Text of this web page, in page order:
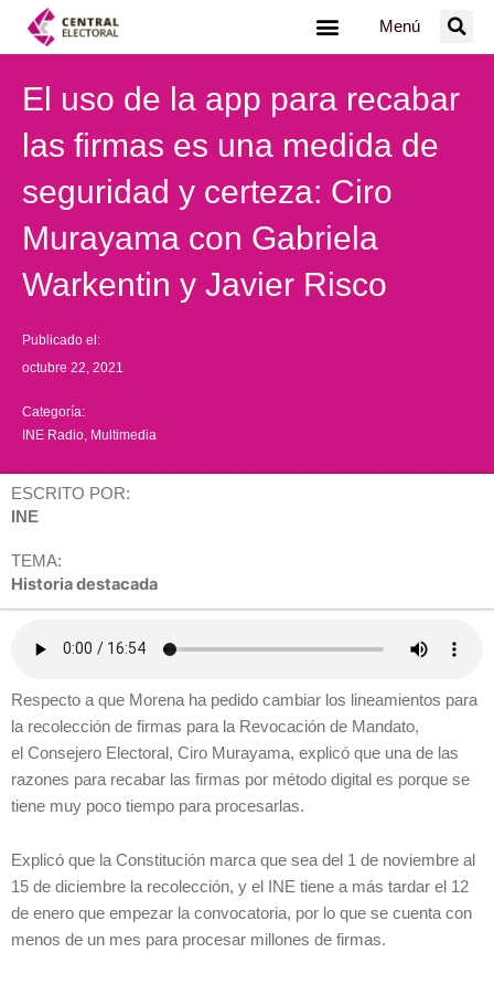
Menú
El uso de la app para recabar
las firmas es una medida de
seguridad y certeza: Ciro
Murayama con Gabriela
Warkentin y Javier Risco
Publicado el:
octubre 22, 2021
Categoría:
INE Radio Multimedia
ESCRITO POR:
INE
TEMA:
Historia destacada
Respecto a que Morena ha pedido cambiar los lineamientos para
la recolección de firmas para la Revocación de Mandato,
el Consejero Electoral, Ciro Murayama, explicó que una de las
razones para recabar las firmas por método digital es porque se
tiene muy poco tiempo para procesarlas.
Explicó que la Constitución marca que sea del 1 de noviembre al
15 de diciembre la recolección, y el INE tiene a más tardar el 12
de enero que empezar la convocatoria, por lo que se cuenta con
menos de un mes para procesar millones de firmas.